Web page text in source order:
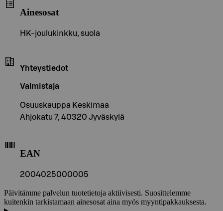
Ainesosat
HK-joulukinkku, suola
Yhteystiedot
Valmistaja
Osuuskauppa Keskimaa
Ahjokatu 7, 40320 Jyväskylä
EAN
2004025000005
Päivitämme palvelun tuotetietoja aktiivisesti. Suosittelemme
kuitenkin tarkistamaan ainesosat aina myös myyntipakkauksesta.